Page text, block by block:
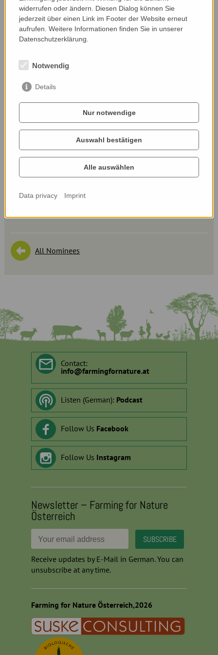
Wolfgang Ressi
All Nominees
Contact:
info@farmingfornature.at
Listen (German): Podcast
Follow Us Facebook
Follow Us Instagram
Newsletter – Farming for Nature
Österreich
Receive updates by E-Mail in German. You can
unsubscribe at any time.
Farming for Nature Österreich,2026
widerrufen oder ändern. Diesen Dialog können Sie
jederzeit über einen Link im Footer der Website erneut
aufrufen. Weitere Informationen finden Sie in unserer
Datenschutzerklärung.
Notwendig
Details
Nur notwendige
Auswahl bestätigen
Alle auswählen
Data privacy Imprint